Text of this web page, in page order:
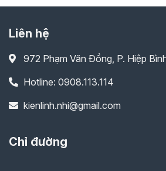
Liên hệ
972 Phạm Văn Đồng, P. Hiệp
Hotline: 0908.113.114
kienlinh.nhi@gmail.com
Chỉ đường